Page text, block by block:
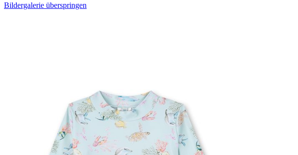
Bildergalerie überspringen